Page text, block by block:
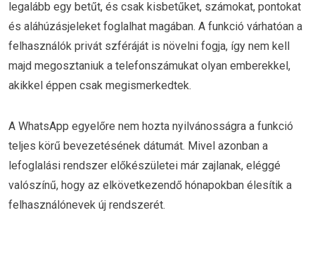
legalább egy betűt, és csak kisbetűket, számokat, pontokat
és aláhúzásjeleket foglalhat magában. A funkció várhatóan a
felhasználók privát szféráját is növelni fogja, így nem kell
majd megosztaniuk a telefonszámukat olyan emberekkel,
akikkel éppen csak megismerkedtek.
A WhatsApp egyelőre nem hozta nyilvánosságra a funkció
teljes körű bevezetésének dátumát. Mivel azonban a
lefoglalási rendszer előkészületei már zajlanak, eléggé
valószínű, hogy az elkövetkezendő hónapokban élesítik a
felhasználónevek új rendszerét.